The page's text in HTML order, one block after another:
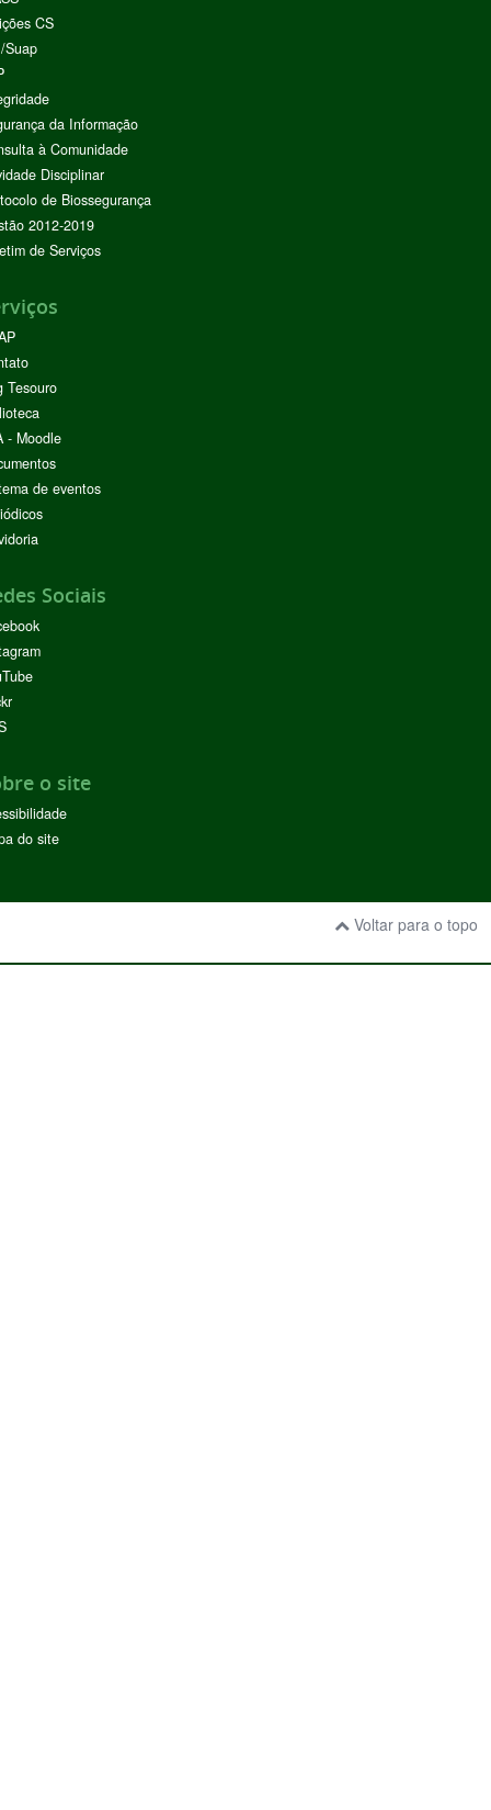
CS
Suap
da Informação
à Comunidade
Disciplinar
de Biossegurança
2012-2019
de Serviços
Tesouro
- Moodle
de eventos
Sociais
o site
do site
Voltar para o topo